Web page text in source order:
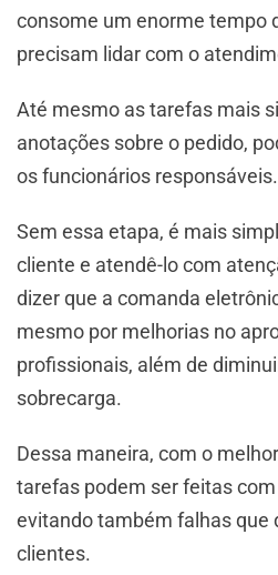
consome um enorme tempo
precisam lidar com o
Até mesmo as tarefas mais
anotações sobre o pedido,
os funcionários responsáveis.
Sem essa etapa, é mais
cliente e atendê-lo com
dizer que a comanda
mesmo por melhorias no
profissionais, além de
sobrecarga.
Dessa maneira, com o
tarefas podem ser feitas
evitando também falhas que
clientes.